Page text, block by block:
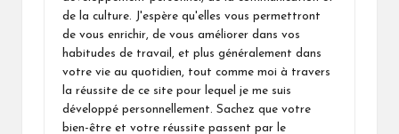
de la culture. J'espère qu'elles vous permettront
de vous enrichir, de vous améliorer dans vos
habitudes de travail, et plus généralement dans
votre vie au quotidien, tout comme moi à travers
la réussite de ce site pour lequel je me suis
développé personnellement. Sachez que votre
bien-être et votre réussite passent par le